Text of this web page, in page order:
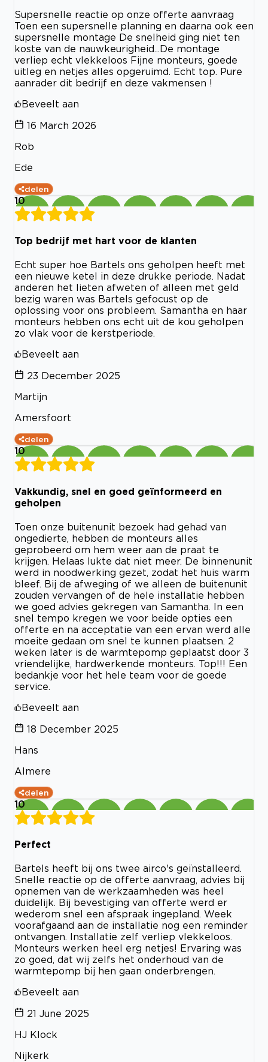
Supersnelle reactie op onze offerte aanvraag
Toen een supersnelle planning en daarna ook een
supersnelle montage De snelheid ging niet ten
koste van de nauwkeurigheid...De montage
verliep echt vlekkeloos Fijne monteurs, goede
uitleg en netjes alles opgeruimd. Echt top. Pure
aanrader dit bedrijf en deze vakmensen !
Beveelt aan
16 March 2026
Rob
Ede
delen
10
Top bedrijf met hart voor de klanten
Echt super hoe Bartels ons geholpen heeft met
een nieuwe ketel in deze drukke periode. Nadat
anderen het lieten afweten of alleen met geld
bezig waren was Bartels gefocust op de
oplossing voor ons probleem. Samantha en haar
monteurs hebben ons echt uit de kou geholpen
zo vlak voor de kerstperiode.
Beveelt aan
23 December 2025
Martijn
Amersfoort
delen
10
Vakkundig, snel en goed geïnformeerd en
geholpen
Toen onze buitenunit bezoek had gehad van
ongedierte, hebben de monteurs alles
geprobeerd om hem weer aan de praat te
krijgen. Helaas lukte dat niet meer. De binnenunit
werd in noodwerking gezet, zodat het huis warm
bleef. Bij de afweging of we alleen de buitenunit
zouden vervangen of de hele installatie hebben
we goed advies gekregen van Samantha. In een
snel tempo kregen we voor beide opties een
offerte en na acceptatie van een ervan werd alle
moeite gedaan om snel te kunnen plaatsen. 2
weken later is de warmtepomp geplaatst door 3
vriendelijke, hardwerkende monteurs. Top!!! Een
bedankje voor het hele team voor de goede
service.
Beveelt aan
18 December 2025
Hans
Almere
delen
10
Perfect
Bartels heeft bij ons twee airco's geïnstalleerd.
Snelle reactie op de offerte aanvraag, advies bij
opnemen van de werkzaamheden was heel
duidelijk. Bij bevestiging van offerte werd er
wederom snel een afspraak ingepland. Week
voorafgaand aan de installatie nog een reminder
ontvangen. Installatie zelf verliep vlekkeloos.
Monteurs werken heel erg netjes! Ervaring was
zo goed, dat wij zelfs het onderhoud van de
warmtepomp bij hen gaan onderbrengen.
Beveelt aan
21 June 2025
HJ Klock
Nijkerk